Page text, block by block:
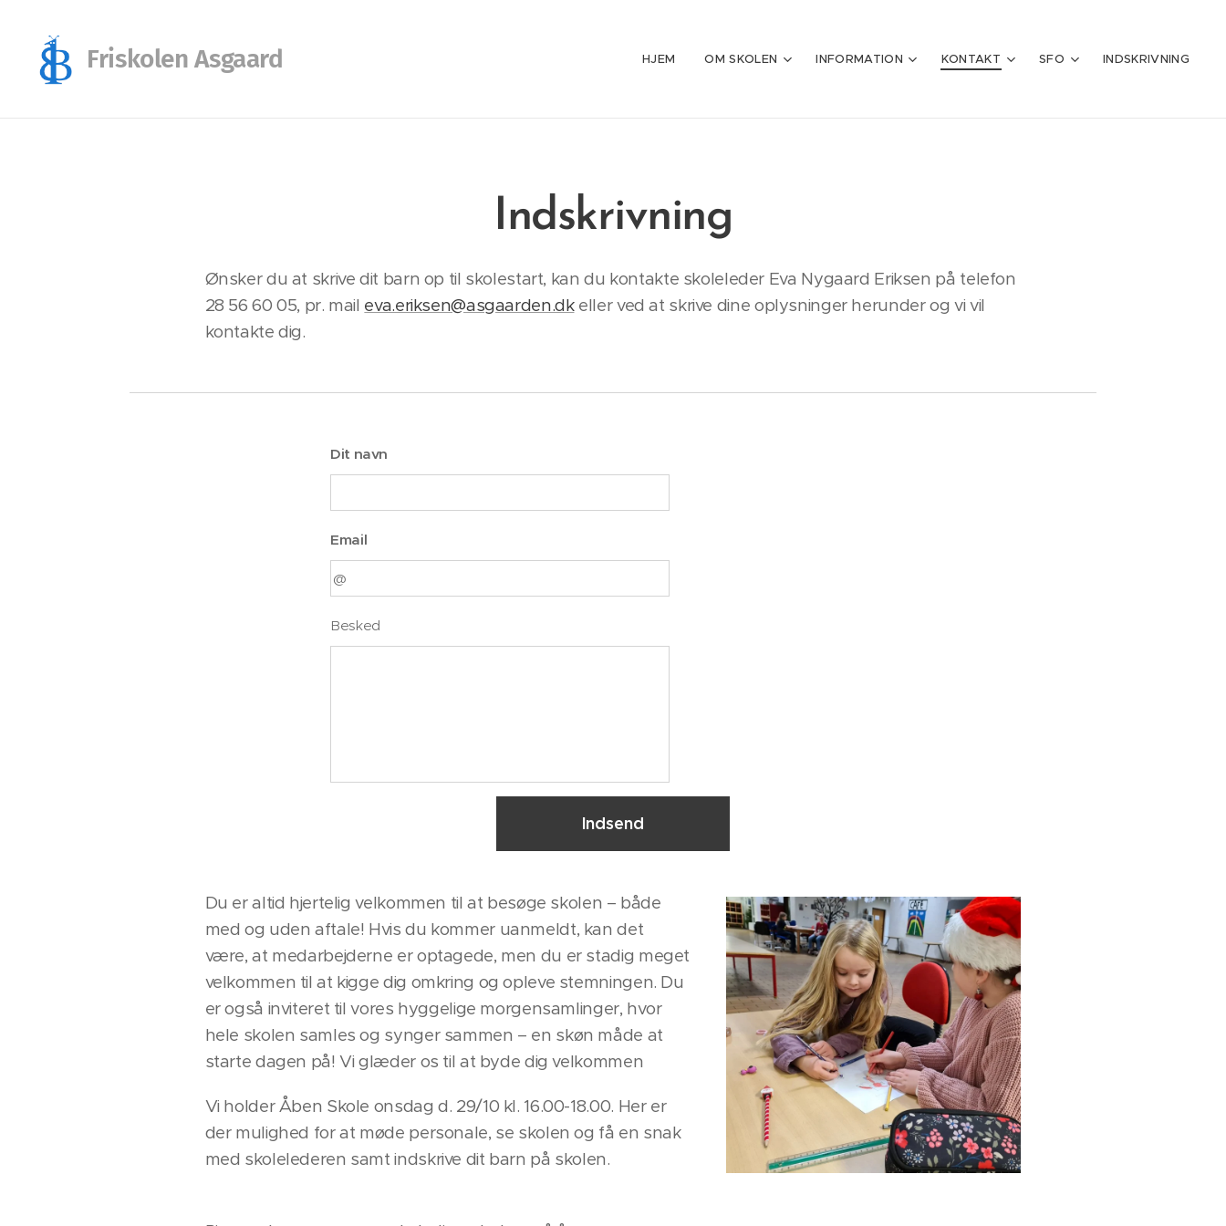
Friskolen Asgaard HJEM OM SKOLEN INFORMATION KONTAKT SFO INDSKRIVNING
Indskrivning
Ønsker du at skrive dit barn op til skolestart, kan du kontakte skoleleder Eva Nygaard Eriksen på telefon
28 56 60 05, pr. mail eva.eriksen@asgaarden.dkeller ved at skrive dine oplysninger herunder og vi vil
kontakte dig.
Dit navn
Email
Besked
Indsend
Du er altid hjertelig velkommen til at besøge skolen – både
med og uden aftale! Hvis du kommer uanmeldt, kan det
være, at medarbejderne er optagede, men du er stadig meget
velkommen til at kigge dig omkring og opleve stemningen. Du
er også inviteret til vores hyggelige morgensamlinger, hvor
hele skolen samles og synger sammen – en skøn måde at
starte dagen på! Vi glæder os til at byde dig velkommen
Vi holder Åben Skole onsdag d. 29/10 kl. 16.00-18.00. Her er
der mulighed for at møde personale, se skolen og få en snak
med skolelederen samt indskrive dit barn på skolen.